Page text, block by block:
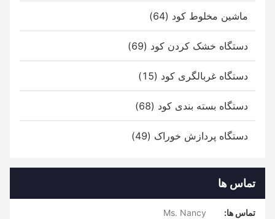
ماشین مخلوط کود (64)
دستگاه خشک کردن کود (69)
دستگاه غربالگری کود (15)
دستگاه بسته بندی کود (68)
دستگاه پردازش خوراک (49)
تماس ها
تماس ها:
Ms. Nancy